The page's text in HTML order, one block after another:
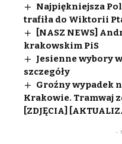
Najpiękniejsza
trafiła do Wiktorii
[NASZ NEWS]
krakowskim PiS
Jesienne wybory
szczegóły
Groźny wypadek
Krakowie. Tramwaj
[ZDJĘCIA]
-